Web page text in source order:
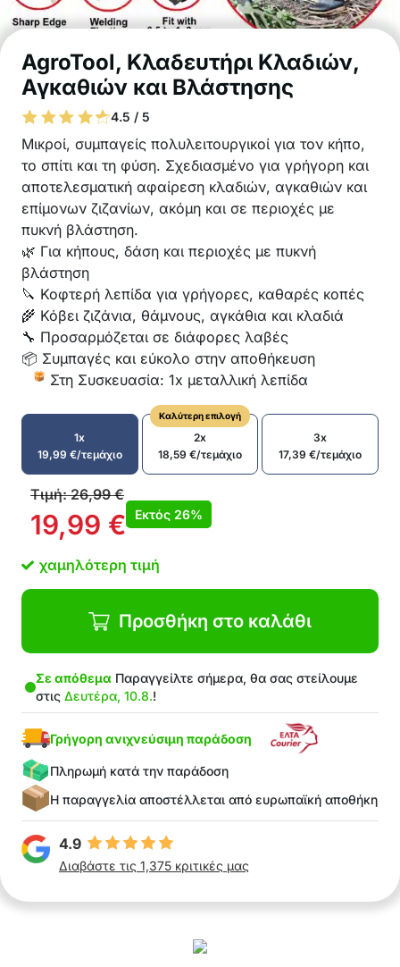
AgroTool, Κλαδευτήρι Κλαδιών,
Αγκαθιών και Βλάστησης
4.5 / 5
Μικροί, συμπαγείς πολυλειτουργικοί για τον κήπο,
το σπίτι και τη φύση. Σχεδιασμένο για γρήγορη και
αποτελεσματική αφαίρεση κλαδιών, αγκαθιών και
επίμονων ζιζανίων, ακόμη και σε περιοχές με
πυκνή βλάστηση.
🌿 Για κήπους, δάση και περιοχές με πυκνή
βλάστηση
🔪 Κοφτερή λεπίδα για γρήγορες, καθαρές κοπές
🌾 Κόβει ζιζάνια, θάμνους, αγκάθια και κλαδιά
🔧 Προσαρμόζεται σε διάφορες λαβές
📦 Συμπαγές και εύκολο στην αποθήκευση
Στη Συσκευασία: 1x μεταλλική λεπίδα
1x
19,99 €/τεμάχιο
Καλύτερη επιλογή
2x
18,59 €/τεμάχιο
3x
17,39€/τεμάχιο
Τιμή:26,99€
19,99 € Εκτός 26%
χαμηλότερη τιμή
Προσθήκη στο καλάθι
Σε απόθεμα Παραγγείλτε σήμερα, θα σας στείλουμε
στις Δευτέρα, 10.8.!
Γρήγορη ανιχνεύσιμη παράδοση
Πληρωμή κατά την παράδοση
Η παραγγελία αποστέλλεται από ευρωπαϊκή αποθήκη
4.9
Διαβάστε τις 1,375 κριτικές μας